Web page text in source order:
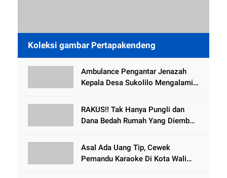
Koleksi gambar Pertapakendeng
Ambulance Pengantar Jenazah
Kepala Desa Sukolilo Mengalami
Meninggal Dunia
RAKUS!! Tak Hanya Pungli dan
Dana Bedah Rumah Yang Diembat,
Tlogowungu, di Duga
Selewengkan Bantuan Mushola
Asal Ada Uang Tip, Cewek
Pemandu Karaoke Di Kota Wali